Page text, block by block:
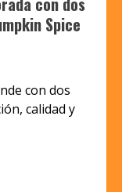
Spice
con dos
calidad y